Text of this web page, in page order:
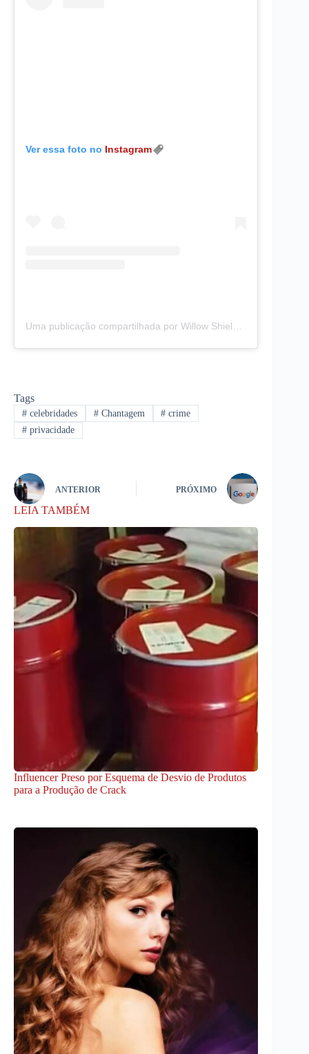
Ver essa foto no Instagram
Uma publicação compartilhada por Willow Shields (@willowshields)
Tags
#celebridades #Chantagem # crime
#privacidade
ANTERIOR PRÓXIMO
LEIA TAMBÉM
Influencer Preso por Esquema de Desvio de Produtos
para a Produção de Crack